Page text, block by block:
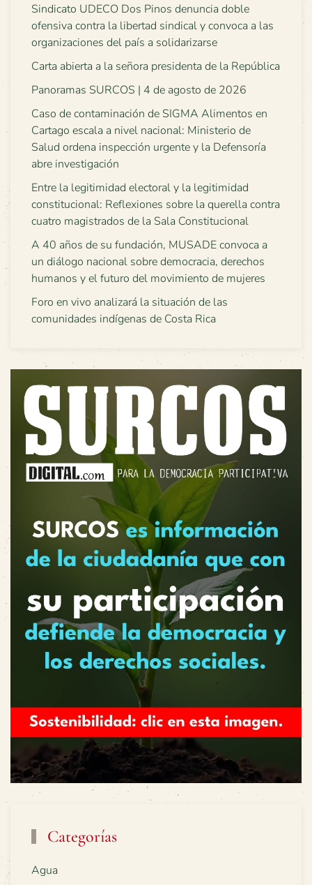
Sindicato UDECO Dos Pinos denuncia doble
ofensiva contra la libertad sindical y convoca a las
organizaciones del país a solidarizarse
Carta abierta a la señora presidenta de la República
Panoramas SURCOS | 4 de agosto de 2026
Caso de contaminación de SIGMA Alimentos en
Cartago escala a nivel nacional: Ministerio de
Salud ordena inspección urgente y la Defensoría
abre investigación
Entre la legitimidad electoral y la legitimidad
constitucional: Reflexiones sobre la querella contra
cuatro magistrados de la Sala Constitucional
A 40 años de su fundación, MUSADE convoca a
un diálogo nacional sobre democracia, derechos
humanos y el futuro del movimiento de mujeres
Foro en vivo analizará la situación de las
comunidades indígenas de Costa Rica
Categorías
Agua